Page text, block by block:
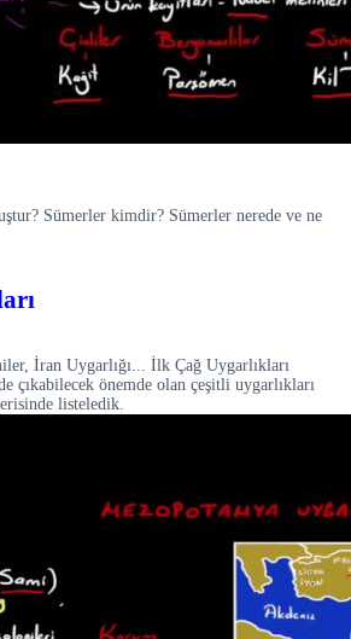
Sümerler kimdir? Sümerler nerede ve ne
İran Uygarlığı... İlk Çağ Uygarlıkları
çıkabilecek önemde olan çeşitli uygarlıkları
listeledik.